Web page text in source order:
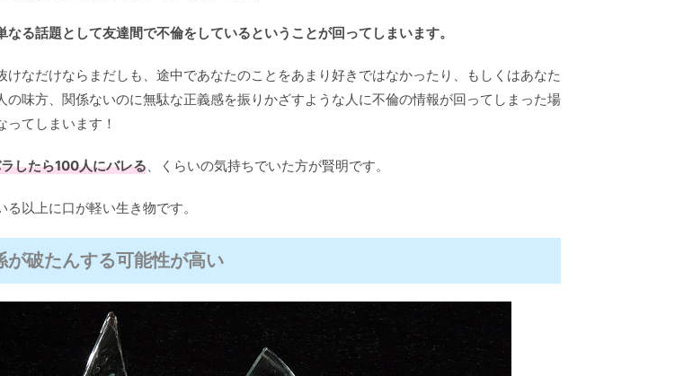
なる話題として友達間で不倫をしているということが回ってしまいます。
けなだけならまだしも、途中であなたのことをあまり好きではなかったり、もしくはあなた
の味方、関係ないのに無駄な正義感を振りかざすような人に不倫の情報が回ってしまった場
ってしまいます！
したら100人にバレる、くらいの気持ちでいた方が賢明です。
以上に口が軽い生き物です。
が破たんする可能性が高い